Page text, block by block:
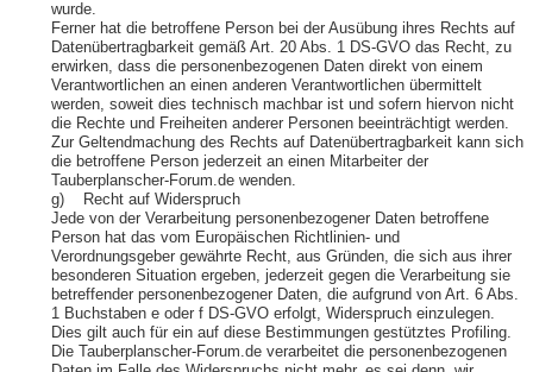
wurde.
Ferner hat die betroffene Person bei der Ausübung ihres Rechts auf
Datenübertragbarkeit gemäß Art. 20 Abs. 1 DS-GVO das Recht, zu
erwirken, dass die personenbezogenen Daten direkt von einem
Verantwortlichen an einen anderen Verantwortlichen übermittelt
werden, soweit dies technisch machbar ist und sofern hiervon nicht
die Rechte und Freiheiten anderer Personen beeinträchtigt werden.
Zur Geltendmachung des Rechts auf Datenübertragbarkeit kann sich
die betroffene Person jederzeit an einen Mitarbeiter der
Tauberplanscher-Forum.de wenden.
g) Recht auf Widerspruch
Jede von der Verarbeitung personenbezogener Daten betroffene
Person hat das vom Europäischen Richtlinien- und
Verordnungsgeber gewährte Recht, aus Gründen, die sich aus ihrer
besonderen Situation ergeben, jederzeit gegen die Verarbeitung sie
betreffender personenbezogener Daten, die aufgrund von Art. 6 Abs.
1 Buchstaben e oder f DS-GVO erfolgt, Widerspruch einzulegen.
Dies gilt auch für ein auf diese Bestimmungen gestütztes Profiling.
Die Tauberplanscher-Forum.de verarbeitet die personenbezogenen